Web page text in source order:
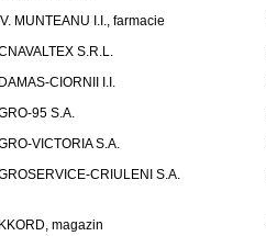
MUNTEANU I.I., farmacie
S.R.L.
CIORNII I.I.
95 S.A.
VICTORIA S.A.
CRIULENI S.A.
magazin